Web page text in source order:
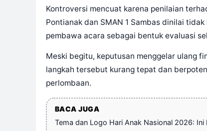
Kontroversi mencuat karena penilaian
Pontianak dan SMAN 1 Sambas dinilai
pembawa acara sebagai bentuk evaluasi
Meski begitu, keputusan menggelar ulang
langkah tersebut kurang tepat dan
perlombaan.
BACA JUGA
Tema dan Logo Hari Anak Nasional 2026: